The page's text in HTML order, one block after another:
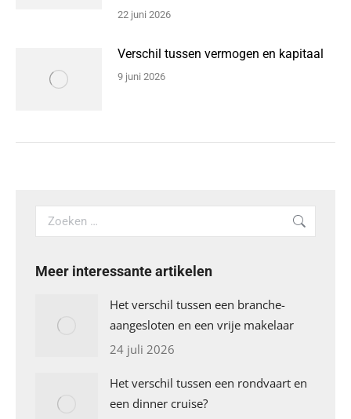
22 juni 2026
Verschil tussen vermogen en kapitaal
9 juni 2026
Search:
Meer interessante artikelen
Het verschil tussen een branche-
aangesloten en een vrije makelaar
24 juli 2026
Het verschil tussen een rondvaart en
een dinner cruise?